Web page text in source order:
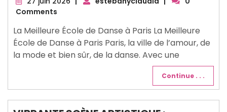
Comments
La Meilleure École de Danse à Paris La Meilleure
École de Danse à Paris Paris, la ville de l’amour, de
la mode et bien sûr, de la danse. Avec une
Continue . . .